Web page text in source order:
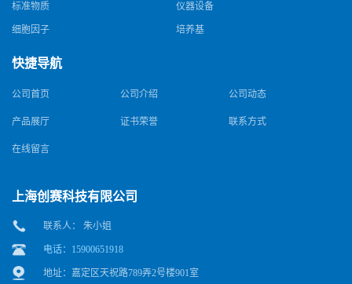
标准物质 仪器设备
细胞因子 培养基
快捷导航
公司首页 公司介绍 公司动态
产品展厅 证书荣誉 联系方式
在线留言
上海创赛科技有限公司
联系人： 朱小姐
电话：15900651918
地址：嘉定区天祝路789弄2号楼901室